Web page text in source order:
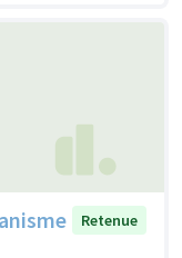
Retenue